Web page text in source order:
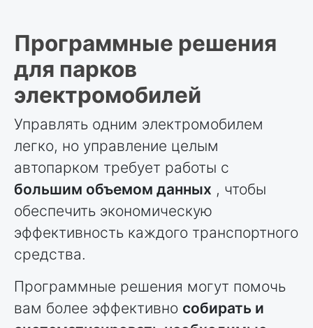
Программные решения
для парков
электромобилей
Управлять одним электромобилем
легко, но управление целым
автопарком требует работы с
большим объемом данных , чтобы
обеспечить экономическую
эффективность каждого транспортного
средства.
Программные решения могут помочь
вам более эффективно собирать и